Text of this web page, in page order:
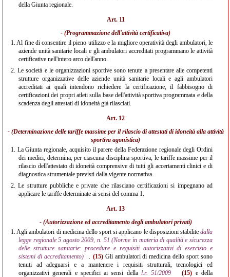
della Giunta regionale.
Art. 11
- (Programmazione dell'attività certificativa)
1.Al fine di consentire il pieno utilizzo e la migliore operatività degli ambulatori, le
aziende unità sanitarie locali e gli ambulatori accreditati programmano le attività
certificative nell'intero arco dell'anno.
2.Le società e le organizzazioni sportive sono tenute a presentare alle competenti
strutture organizzative delle aziende unità sanitarie locali e agli ambulatori
accreditati ai quali intendono richiedere la certificazione, il fabbisogno di
certificazioni dei propri atleti sulla base dell'attività sportiva programmata e della
scadenza degli attestati di idoneità già rilasciati.
Art. 12
- (Determinazione delle tariffe massime per il rilascio di attestati di idoneità alla attività
sportiva agonistica)
1. La Giunta regionale, acquisito il parere della Federazione regionale degli Ordini
dei medici, determina, per ciascuna disciplina sportiva, le tariffe massime per il
rilascio dell'attestato di idoneità comprensive di tutti gli accertamenti clinici e di
diagnostica strumentale previsti dalla vigente normativa.
2.Le strutture pubbliche e private che rilasciano certificazioni si impegnano ad
applicare le tariffe determinate ai sensi del comma 1.
Art. 13
- (Autorizzazione ed accreditamento degli ambulatori privati)
1.Agli ambulatori di medicina dello sport si applicano le disposizioni stabilitedalla
legge regionale 5 agosto 2009, n. 51 (Norme in materia di qualità e sicurezza
delle strutture sanitarie: procedure e requisiti autorizzativi di esercizio e
sistemi di accreditamento)
. (15)Gli ambulatori di medicina dello sport sono
tenuti ad adeguarsi e a mantenere i requisiti strutturali, tecnologici ed
organizzativi generali e specifici ai sensi della l.r. 51/2009 (15) e della